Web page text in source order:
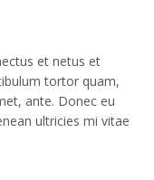
et netus et
tortor quam,
ante. Donec eu
ultricies mi vitae